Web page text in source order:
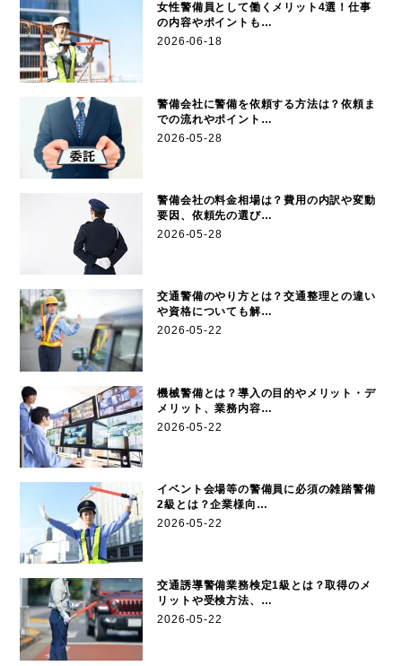
女性警備員として働くメリット4選！仕事
の内容やポイントも…
2026-06-18
警備会社に警備を依頼する方法は？依頼ま
での流れやポイント…
2026-05-28
警備会社の料金相場は？費用の内訳や変動
要因、依頼先の選び…
2026-05-28
交通警備のやり方とは？交通整理との違い
や資格についても解…
2026-05-22
機械警備とは？導入の目的やメリット・デ
メリット、業務内容…
2026-05-22
イベント会場等の警備員に必須の雑踏警備
2級とは？企業様向…
2026-05-22
交通誘導警備業務検定1級とは？取得のメ
リットや受検方法、…
2026-05-22